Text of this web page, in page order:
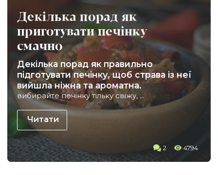
Декілька порад як
приготувати печінку
смачно
Декілька порад як правильно
підготувати печінку, щоб страва із неї
вийшла ніжна та ароматна.
вибирайте печінку тільку свіжу, ...
Читати
2 4794